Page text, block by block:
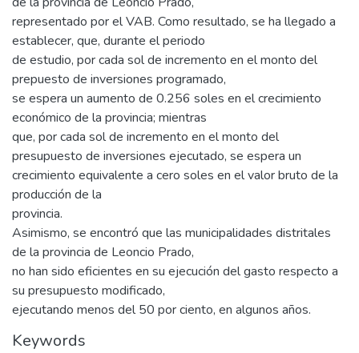
representado por el VAB. Como resultado, se ha llegado a
establecer, que, durante el periodo
de estudio, por cada sol de incremento en el monto del
prepuesto de inversiones programado,
se espera un aumento de 0.256 soles en el crecimiento
económico de la provincia; mientras
que, por cada sol de incremento en el monto del
presupuesto de inversiones ejecutado, se espera un
crecimiento equivalente a cero soles en el valor bruto de la
producción de la
provincia.
Asimismo, se encontró que las municipalidades distritales
de la provincia de Leoncio Prado,
no han sido eficientes en su ejecución del gasto respecto a
su presupuesto modificado,
ejecutando menos del 50 por ciento, en algunos años.
Keywords